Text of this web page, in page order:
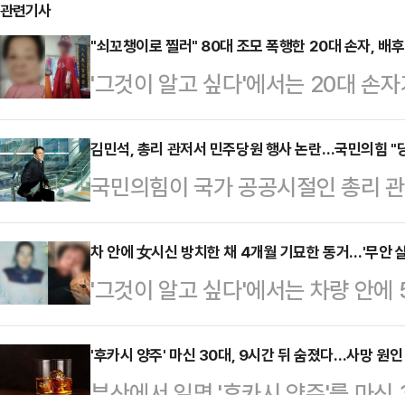
관련기사
"쇠꼬챙이로 찔러" 80대 조모 폭행한 20대 손자, 배
'그것이 알고 싶다'에서는 20대 손
다.지난해 4월8일 밤, 경기 연천군
민에게 목격됐다. 거동이 불편하고
워달라며 도움을 요청했다고 한다.
곳곳에 멍든 흔적과 함께 병원에서
씨는 "쇠꼬챙이로 몸을 찌르기도
폭행한 사람은 누구였을까. 가해자
손주들을 보러…
김민석, 총리 관저서 민주당원 행사 논란…국민의힘 "
국민의힘이 국가 공공시절인 총리
한 김민석 국무총리를 향해 "지금
한 최소한의 예의"라고 촉구했다.
총리가 국가 공공시설인 총리 관저
드러나 시민단체로부터 직권남용·
고발당했다"며 이같이 말했다.앞서
차 안에 女시신 방치한 채 4개월 기묘한 동거…'무안
'그것이 알고 싶다'에서는 차량 안
실체를 밝힌다.50대 남성 이씨는
걸어 "내가 살인에 연루됐어. 내 차
'후카시 양주' 마신 30대, 9시간 뒤 숨졌다…사망 원